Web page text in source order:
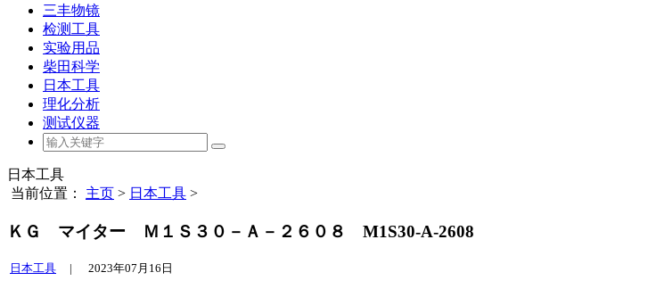
三丰物镜
检测工具
实验用品
柴田科学
日本工具
理化分析
测试仪器
日本工具
当前位置： 主页 > 日本工具 >
ＫＧ マイター Ｍ１Ｓ３０－Ａ－２６０８ M1S30-A-2608
日本工具 | 2023年07月16日